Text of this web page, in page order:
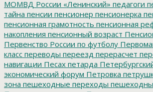
МОМВД России «Ленинский» педагоги
тайна пенсии пенсионер пенсионерка
пенсионная грамотность пенсионная
накопления пенсионный возраст
Первенство России по футболу
класс переводы переезд перерасчет
навигации Песах петарда
экономический форум Петровка
зона пешеходные переходы